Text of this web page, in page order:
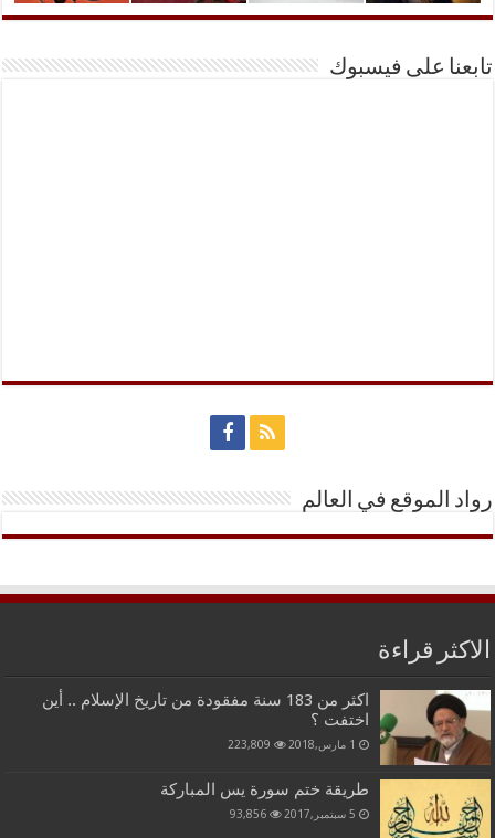
تابعنا على فيسبوك
رواد الموقع في العالم
الاكثر قراءة
اكثر من 183 سنة مفقودة من تاريخ الإسلام .. أين
اختفت ؟
1 مارس,2018 223,809
طريقة ختم سورة يس المباركة
5 سبتمبر,2017 93,856